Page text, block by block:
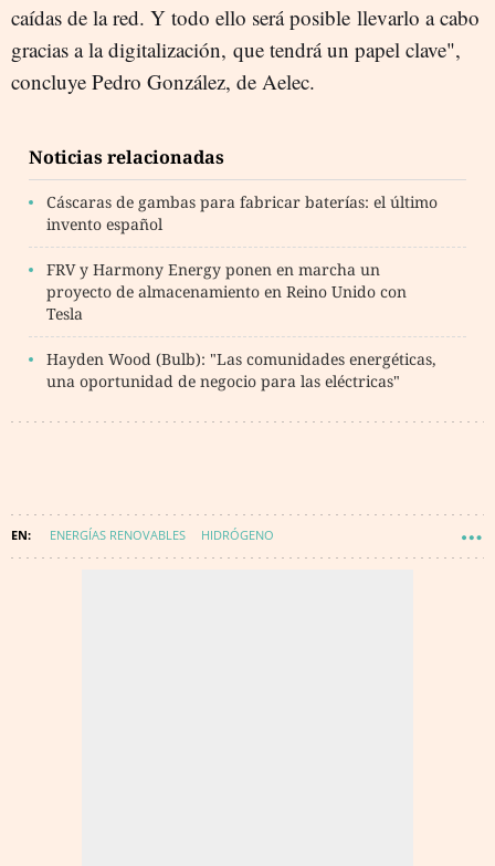
caídas de la red. Y todo ello será posible llevarlo a cabo
gracias a la digitalización, que tendrá un papel clave",
concluye Pedro González, de Aelec.
Noticias relacionadas
Cáscaras de gambas para fabricar baterías: el último
invento español
FRV y Harmony Energy ponen en marcha un
proyecto de almacenamiento en Reino Unido con
Tesla
Hayden Wood (Bulb): "Las comunidades energéticas,
una oportunidad de negocio para las eléctricas"
ENERGÍAS RENOVABLES HIDRÓGENO